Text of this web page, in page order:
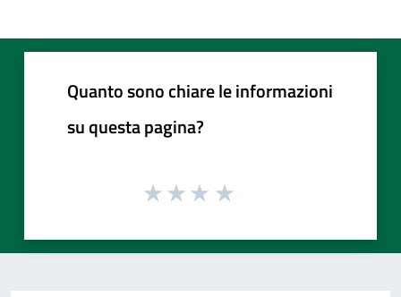
Quanto sono chiare le informazioni
su questa pagina?